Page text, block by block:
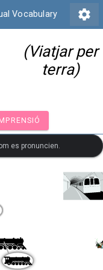
Vocabulary settings
(Viatjar per
terra)
COMPRENSIÓ
es pronuncien.